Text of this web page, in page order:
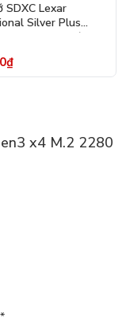
SDXC Lexar
Silver Plus
64GB 255MB/s
BNNNG
x4 M.2 2280